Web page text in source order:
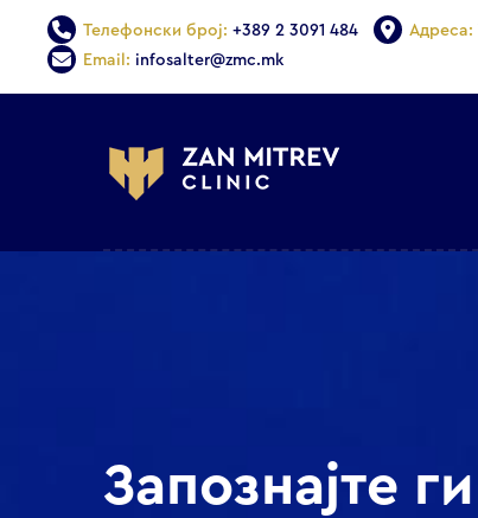
Телефонски број: +389 2 3091 484 Адреса:
Email: infosalter@zmc.mk
Запознајте